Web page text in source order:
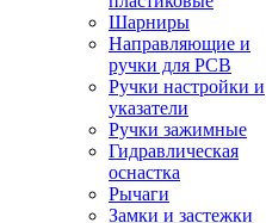
Шарниры
Направляющие и
ручки для PCB
Ручки настройки и
указатели
Ручки зажимные
Гидравлическая
оснастка
Рычаги
Замки и застежки